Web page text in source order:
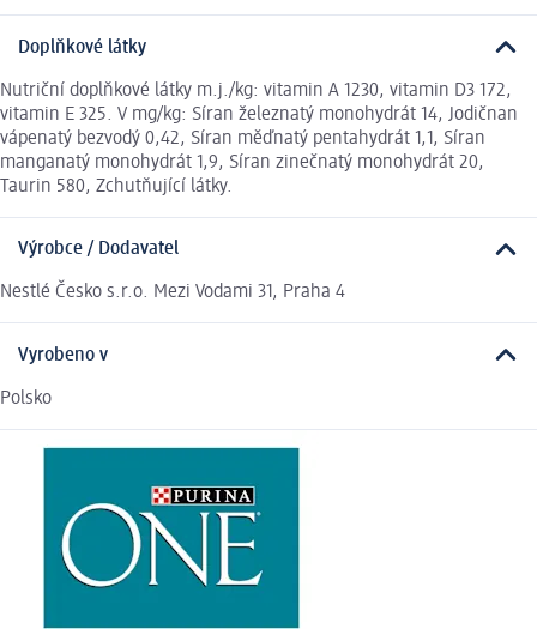
Doplňkové látky
Nutriční doplňkové látky m.j./kg: vitamin A 1230, vitamin D3 172,
vitamin E 325. V mg/kg: Síran železnatý monohydrát 14, Jodičnan
vápenatý bezvodý 0,42, Síran měďnatý pentahydrát 1,1, Síran
manganatý monohydrát 1,9, Síran zinečnatý monohydrát 20,
Taurin 580, Zchutňující látky.
Výrobce / Dodavatel
Nestlé Česko s.r.o. Mezi Vodami 31, Praha 4
Vyrobeno v
Polsko